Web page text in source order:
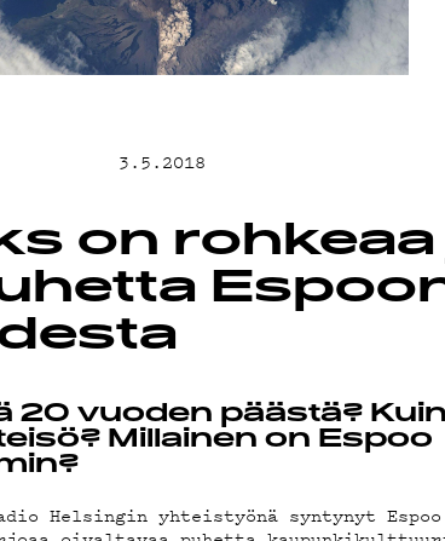
3.5.2018
on rohkeaa
20 vuoden päästä?
Millainen on Espoo
Helsingin yhteistyönä syntynyt